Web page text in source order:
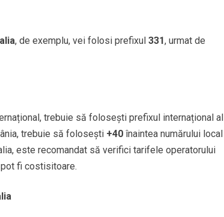
, de exemplu, vei folosi prefixul 331, urmat de
trebuie să folosești prefixul internațional al
trebuie să folosești +40înaintea numărului local
este recomandat să verifici tarifele operatorului
fi costisitoare.